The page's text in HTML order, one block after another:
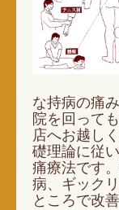
な持病の痛
院を回って
店へお越し
礎理論に従
痛療法です
病、ギック
ところで改